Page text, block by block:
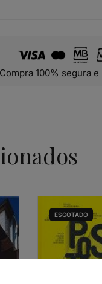
Compra 100% segura
ESGOTADO